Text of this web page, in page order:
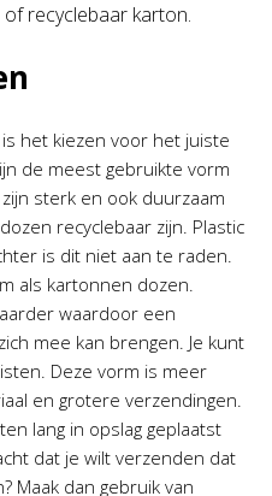
recyclebaar karton.
het kiezen voor het juiste
de meest gebruikte vorm
sterk en ook duurzaam
recyclebaar zijn. Plastic
is dit niet aan te raden.
als kartonnen dozen.
waardoor een
mee kan brengen. Je kunt
Deze vorm is meer
en grotere verzendingen.
lang in opslag geplaatst
dat je wilt verzenden dat
Maak dan gebruik van